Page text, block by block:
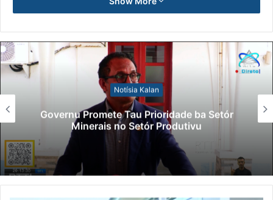
Notísia Kalan
Governu Promete Tau Prioridade ba Setór
Minerais no Setór Produtivu